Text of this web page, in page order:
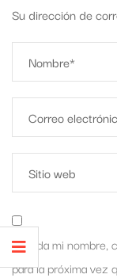
Su dirección de
Guarda mi nombre,
para la próxima vez